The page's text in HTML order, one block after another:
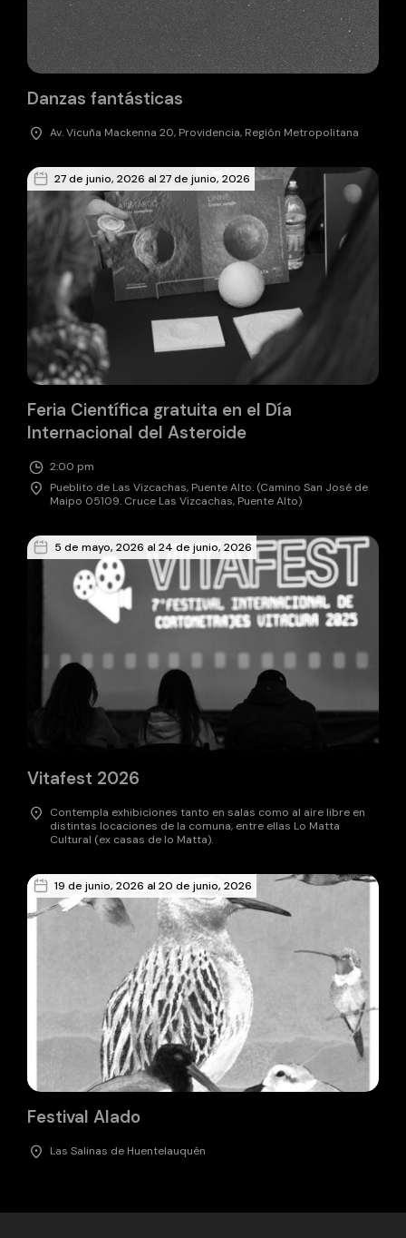
Danzas fantásticas
Av. Vicuña Mackenna 20, Providencia, Región Metropolitana
27 de junio, 2026 al 27 de junio, 2026
Feria Científica gratuita en el Día
Internacional del Asteroide
2:00 pm
Pueblito de Las Vizcachas, Puente Alto. (Camino San José de
Maipo 05109. Cruce Las Vizcachas, Puente Alto)
5 de mayo, 2026 al 24 de junio, 2026
Vitafest 2026
Contempla exhibiciones tanto en salas como al aire libre en
distintas locaciones de la comuna, entre ellas Lo Matta
Cultural (ex casas de lo Matta).
19 de junio, 2026 al 20 de junio, 2026
Festival Alado
Las Salinas de Huentelauquén